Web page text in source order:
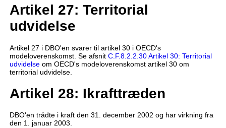
Artikel 27: Territorial
udvidelse
Artikel 27 i DBO'en svarer til artikel 30 i OECD's
modeloverenskomst. Se afsnit C.F.8.2.2.30 Artikel 30: Territorial
udvidelseom OECD's modeloverenskomst artikel 30 om
territorial udvidelse.
Artikel 28: Ikrafttræden
DBO'en trådte i kraft den 31. december 2002 og har virkning fra
den 1. januar 2003.